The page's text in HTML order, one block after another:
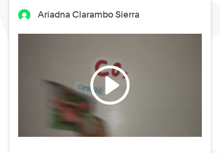
Ariadna Clarambo Sierra